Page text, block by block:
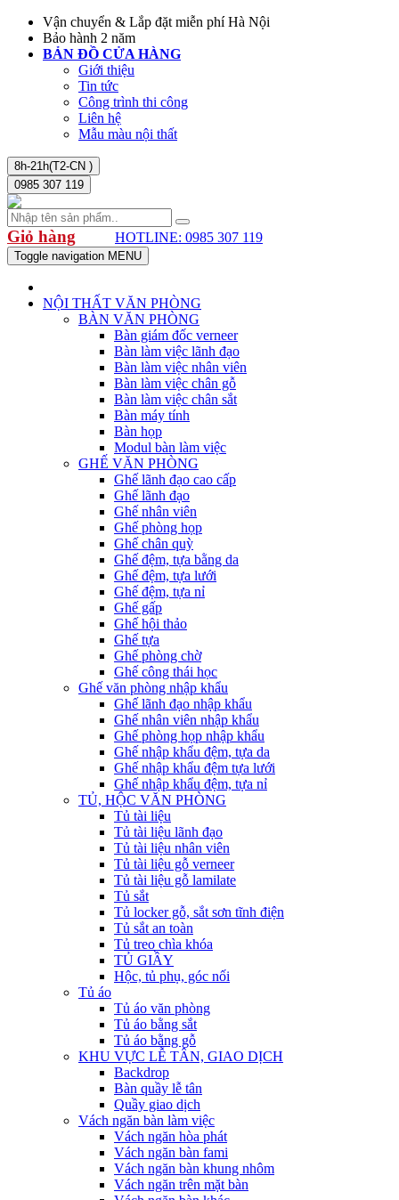
Vận chuyển & Lắp đặt miễn phí Hà Nội
Bảo hành 2 năm
BẢN ĐỒ CỬA HÀNG
Giới thiệu
Tin tức
Công trình thi công
Liên hệ
Mẫu màu nội thất
8h-21h(T2-CN )
0985 307 119
Giỏ hàng HOTLINE: 0985 307 119
Toggle navigation MENU
NỘI THẤT VĂN PHÒNG
BÀN VĂN PHÒNG
Bàn giám đốc verneer
Bàn làm việc lãnh đạo
Bàn làm việc nhân viên
Bàn làm việc chân gỗ
Bàn làm việc chân sắt
Bàn máy tính
Bàn họp
Modul bàn làm việc
GHẾ VĂN PHÒNG
Ghế lãnh đạo cao cấp
Ghế lãnh đạo
Ghế nhân viên
Ghế phòng họp
Ghế chân quỳ
Ghế đệm, tựa bằng da
Ghế đệm, tựa lưới
Ghế đệm, tựa nỉ
Ghế gấp
Ghế hội thảo
Ghế tựa
Ghế phòng chờ
Ghế công thái học
Ghế văn phòng nhập khẩu
Ghế lãnh đạo nhập khẩu
Ghế nhân viên nhập khẩu
Ghế phòng họp nhập khẩu
Ghế nhập khẩu đệm, tựa da
Ghế nhập khẩu đệm tựa lưới
Ghế nhập khẩu đệm, tựa nỉ
TỦ, HỘC VĂN PHÒNG
Tủ tài liệu
Tủ tài liệu lãnh đạo
Tủ tài liệu nhân viên
Tủ tài liệu gỗ verneer
Tủ tài liệu gỗ lamilate
Tủ sắt
Tủ locker gỗ, sắt sơn tĩnh điện
Tủ sắt an toàn
Tủ treo chìa khóa
TỦ GIẦY
Hộc, tủ phụ, góc nối
Tủ áo
Tủ áo văn phòng
Tủ áo bằng sắt
Tủ áo bằng gỗ
KHU VỰC LỄ TÂN, GIAO DỊCH
Backdrop
Bàn quầy lễ tân
Quầy giao dịch
Vách ngăn bàn làm việc
Vách ngăn hòa phát
Vách ngăn bàn fami
Vách ngăn bàn khung nhôm
Vách ngăn trên mặt bàn